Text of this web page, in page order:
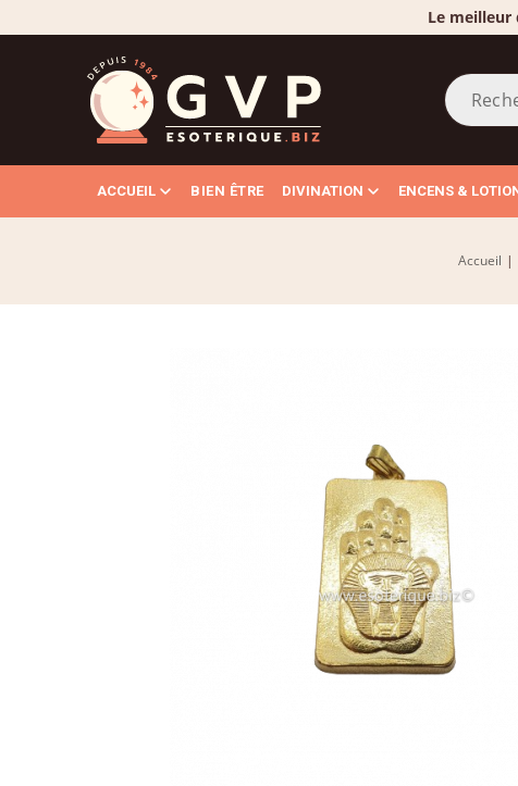
Le meilleur
ACCUEIL BIEN ÊTRE DIVINATION ENCENS &
Accueil |